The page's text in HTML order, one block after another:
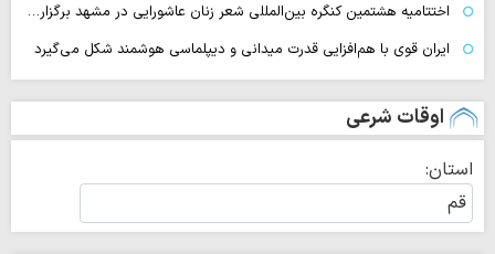
اختتامیه هشتمین کنگره بین‌المللی شعر زنان عاشورایی در مشهد برگزار…
ایران قوی با هم‌افزایی قدرت میدانی و دیپلماسی هوشمند شکل می‌گیرد
اوقات شرعی
استان: